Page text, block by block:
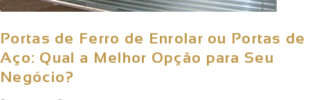
Portas de Ferro de Enrolar ou Portas de
Aço: Qual a Melhor Opção para Seu
Negócio?